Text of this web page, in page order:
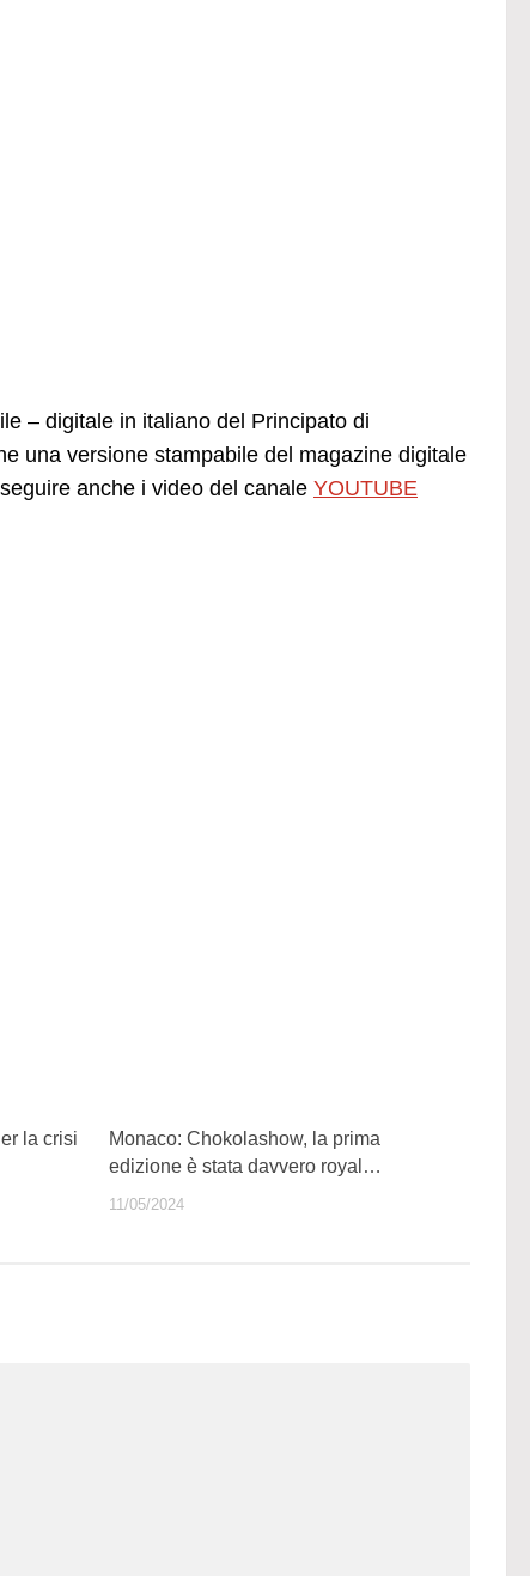
– digitale in italiano del Principato di
una versione stampabile del magazine digitale
anche i video del canale YOUTUBE
la crisi
Monaco: Chokolashow, la prima
edizione è stata davvero royal…
11/05/2024